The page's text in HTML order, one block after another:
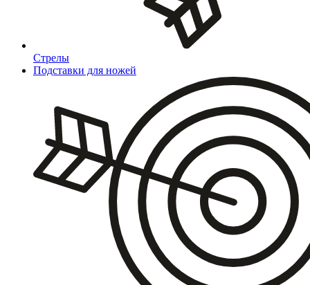
Стрелы
Подставки для ножей